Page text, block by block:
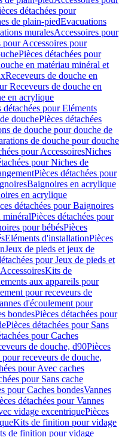
détachées pour
de plain-piedEvacuations
muralesAccessoires pour
pour Accessoires pour
Pièces détachées pour
en matériau minéral et
Receveurs de douche en
Receveurs de douche en
en acrylique
détachées pour Eléments
douchePièces détachées
de douche pour douche de
de douche pour douche
pour AccessoiresNiches
pour Niches de
Pièces détachées pour
Baignoires en acrylique
en acrylique
détachées pour Baignoires
minéralPièces détachées pour
pour bébésPièces
Eléments d'installationPièces
Jeux de pieds et jeux de
pour Jeux de pieds et
AccessoiresKits de
aux appareils pour
pour receveurs de
d'écoulement pour
bondesPièces détachées pour
Pièces détachées pour Sans
pour Caches
de douche, d90Pièces
receveurs de douche,
pour Avec caches
pour Sans cache
pour Caches bondesVannes
détachées pour Vannes
vidage excentriquePièces
Kits de finition pour vidage
de finition pour vidage